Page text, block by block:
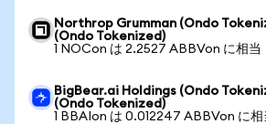
Northrop Grumman (Ondo
(Ondo Tokenized)
1 NOCon は 2.2527 ABBVon に相当
BigBear.ai Holdings (Ondo
(Ondo Tokenized)
1 BBAIon は 0.012247 ABBVon に相